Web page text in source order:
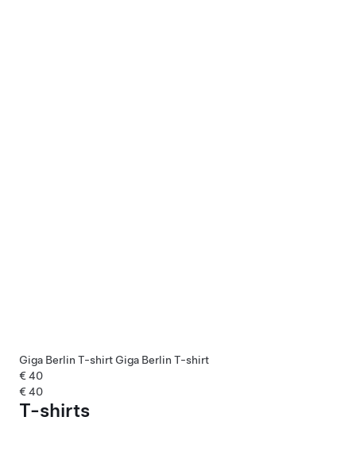
Giga Berlin T-shirt Giga Berlin T-shirt
€ 40
€ 40
T-shirts